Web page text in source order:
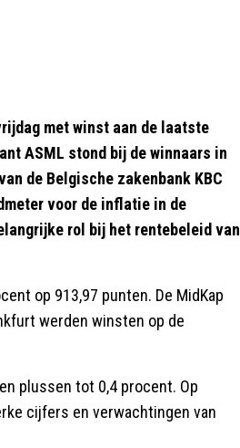
met winst aan de laatste
ASML stond bij de winnaars in
de Belgische zakenbank KBC
voor de inflatie in de
rol bij het rentebeleid van
op 913,97 punten. De MidKap
werden winsten op de
plussen tot 0,4 procent. Op
cijfers en verwachtingen van